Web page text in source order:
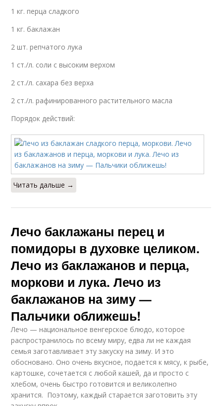
1 кг. перца сладкого
1 кг. баклажан
2 шт. репчатого лука
1 ст./л. соли с высоким верхом
2 ст./л. сахара без верха
2 ст./л. рафинированного растительного масла
Порядок действий:
Читать дальше →
Лечо баклажаны перец и
помидоры в духовке целиком.
Лечо из баклажанов и перца,
моркови и лука. Лечо из
баклажанов на зиму —
Пальчики оближешь!
Лечо — национальное венгерское блюдо, которое
распространилось по всему миру, едва ли не каждая
семья заготавливает эту закуску на зиму. И это
обосновано. Оно очень вкусное, подается к мясу, к рыбе,
картошке, сочетается с любой кашей, да и просто с
хлебом, очень быстро готовится и великолепно
хранится. Поэтому, каждый старается заготовить эту